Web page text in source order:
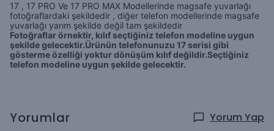
17 , 17 PRO Ve 17 PRO MAX Modellerinde magsafe yuvarlağı
fotoğraflardaki şekildedir , diğer telefon modellerinde magsafe
yuvarlağı yarım şekilde değil tam şekildedir
Fotoğraflar örnektir, kılıf seçtiğiniz telefon modeline uygun
şekilde gelecektir.Ürünün telefonunuzu 17 serisi gibi
gösterme özelliği yoktur dönüşüm kılıf değildir.Seçtiğiniz
telefon modeline uygun şekilde gelecektir.
Yorumlar Yorum Yap